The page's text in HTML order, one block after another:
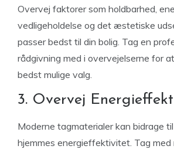
Overvej faktorer som holdbarhed,
vedligeholdelse og det æstetiske
passer bedst til din bolig. Tag en
rådgivning med i overvejelserne for
bedst mulige valg.
3. Overvej
Moderne tagmaterialer kan bidrage
hjemmes energieffektivitet. Tag